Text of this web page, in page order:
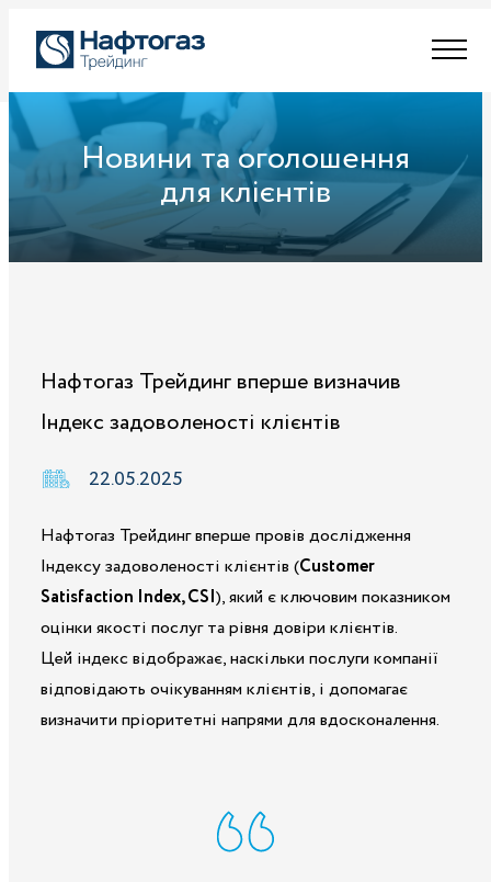
Новини та оголошення
для клієнтів
Нафтогаз Трейдинг вперше визначив
Індекс задоволеності клієнтів
22.05.2025
Нафтогаз Трейдинг вперше провів дослідження
Індексу задоволеності клієнтів (Customer
Satisfaction Index, CSI), який є ключовим показником
оцінки якості послуг та рівня довіри клієнтів.
Цей індекс відображає, наскільки послуги компанії
відповідають очікуванням клієнтів, і допомагає
визначити пріоритетні напрями для вдосконалення.